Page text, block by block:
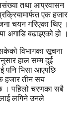
तथा आप्रवासन
एक हजार
चयन गरिएका थिए ।
अगाडि बढाइएको हो ।
विभागका सूचना
हाल सम्म दुई
भिसा आएपछि
हजार तीन सय
। पहिलो चरणका सबै
लगिने उनले